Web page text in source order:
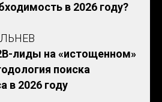
в 2026 году?
лиды на «истощенном»
поиска
в 2026 году